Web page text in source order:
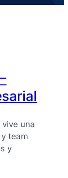
una
team
y